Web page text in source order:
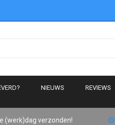
NIEUWS REVIEWS
(werk)dag verzonden!